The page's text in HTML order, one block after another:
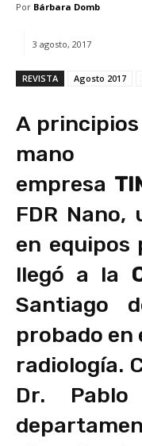
Por Bárbara Domb
3 agosto, 2017
REVISTA Agosto 2017
A
empresa
FDR Nano,
en equipos
llegó a la
Santiago
probado en
radiología.
Dr.